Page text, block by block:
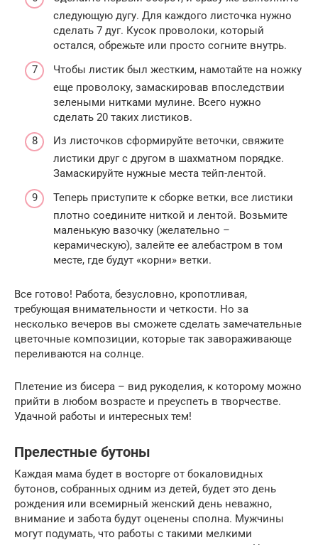
следующую дугу. Для каждого листочка нужно
сделать 7 дуг. Кусок проволоки, который
остался, обрежьте или просто согните внутрь.
Чтобы листик был жестким, намотайте на ножку
еще проволоку, замаскировав впоследствии
зелеными нитками мулине. Всего нужно
сделать 20 таких листиков.
Из листочков сформируйте веточки, свяжите
листики друг с другом в шахматном порядке.
Замаскируйте нужные места тейп-лентой.
Теперь приступите к сборке ветки, все листики
плотно соедините ниткой и лентой. Возьмите
маленькую вазочку (желательно –
керамическую), залейте ее алебастром в том
месте, где будут «корни» ветки.
Все готово! Работа, безусловно, кропотливая,
требующая внимательности и четкости. Но за
несколько вечеров вы сможете сделать замечательные
цветочные композиции, которые так завораживающе
переливаются на солнце.
Плетение из бисера – вид рукоделия, к которому можно
прийти в любом возрасте и преуспеть в творчестве.
Удачной работы и интересных тем!
Прелестные бутоны
Каждая мама будет в восторге от бокаловидных
бутонов, собранных одним из детей, будет это день
рождения или всемирный женский день неважно,
внимание и забота будут оценены сполна. Мужчины
могут подумать, что работы с такими мелкими